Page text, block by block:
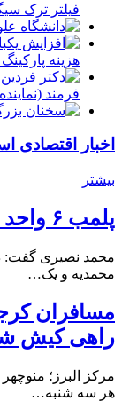
فیلتر ترک
هزینه
فرمند
اخبار اقتصادی
بیشتر
پلمب ۶ واحد صنفی در شهرستان البرز
محمدیه و یک…
مسافران
راهی کیش
مرکز البرز؛
هر سه شنبه…